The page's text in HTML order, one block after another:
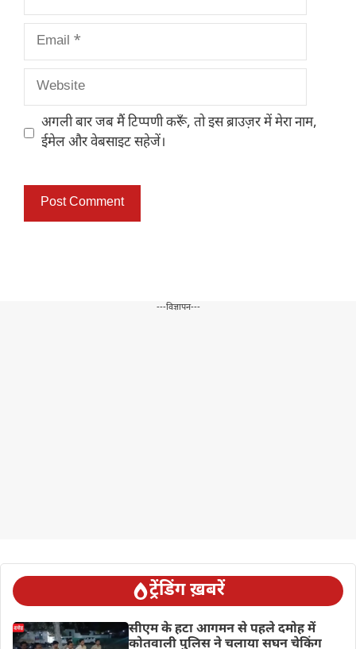
Email
Website
अगली बार जब मैं टिप्पणी करूँ, तो इस ब्राउज़र में मेरा नाम,
ईमेल और वेबसाइट सहेजें।
---विज्ञापन---
ट्रेंडिंग ख़बरें
सीएम के हटा आगमन से पहले दमोह में
कोतवाली पुलिस ने चलाया सघन चेकिंग